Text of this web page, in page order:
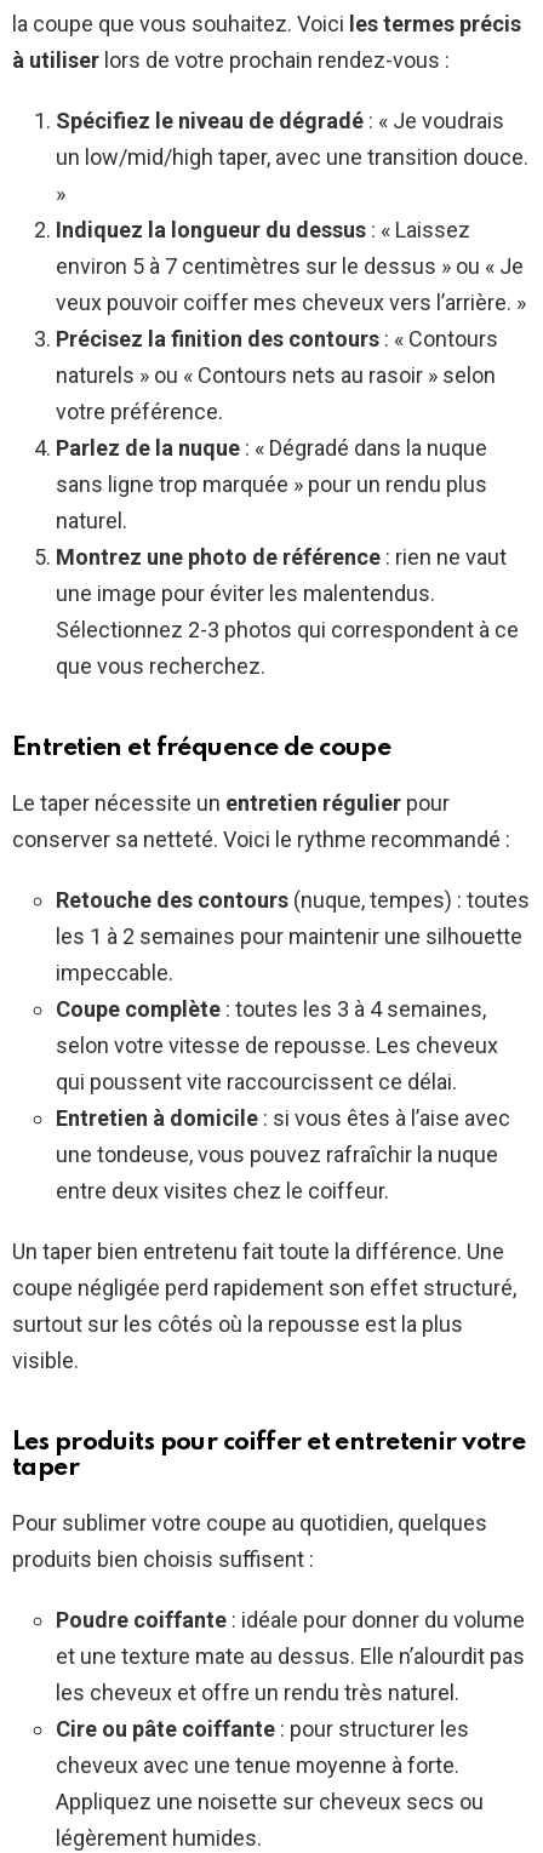
la coupe que vous souhaitez. Voici les termes précis
à utiliser lors de votre prochain rendez-vous :
Spécifiez le niveau de dégradé : « Je voudrais
un low/mid/high taper, avec une transition douce.
»
Indiquez la longueur du dessus : « Laissez
environ 5 à 7 centimètres sur le dessus » ou « Je
veux pouvoir coiffer mes cheveux vers l’arrière. »
Précisez la finition des contours : « Contours
naturels » ou « Contours nets au rasoir » selon
votre préférence.
Parlez de la nuque : « Dégradé dans la nuque
sans ligne trop marquée » pour un rendu plus
naturel.
Montrez une photo de référence : rien ne vaut
une image pour éviter les malentendus.
Sélectionnez 2-3 photos qui correspondent à ce
que vous recherchez.
Entretien et fréquence de coupe
Le taper nécessite un entretien régulier pour
conserver sa netteté. Voici le rythme recommandé :
Retouche des contours (nuque, tempes) : toutes
les 1 à 2 semaines pour maintenir une silhouette
impeccable.
Coupe complète : toutes les 3 à 4 semaines,
selon votre vitesse de repousse. Les cheveux
qui poussent vite raccourcissent ce délai.
Entretien à domicile : si vous êtes à l’aise avec
une tondeuse, vous pouvez rafraîchir la nuque
entre deux visites chez le coiffeur.
Un taper bien entretenu fait toute la différence. Une
coupe négligée perd rapidement son effet structuré,
surtout sur les côtés où la repousse est la plus
visible.
Les produits pour coiffer et entretenir votre
taper
Pour sublimer votre coupe au quotidien, quelques
produits bien choisis suffisent :
Poudre coiffante : idéale pour donner du volume
et une texture mate au dessus. Elle n’alourdit pas
les cheveux et offre un rendu très naturel.
Cire ou pâte coiffante : pour structurer les
cheveux avec une tenue moyenne à forte.
Appliquez une noisette sur cheveux secs ou
légèrement humides.